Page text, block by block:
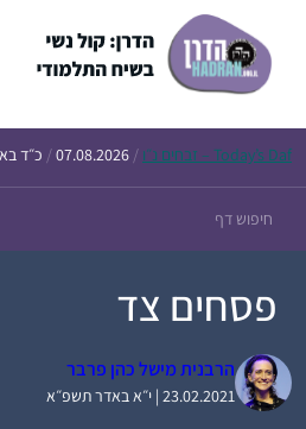
Today’s Daf – זבחים נ״ו /
07.08.2026
/ כ״ד
פסחים צד
הרבנית מישל כהן פרבר
23.02.2021 | י״א באדר תשפ״א